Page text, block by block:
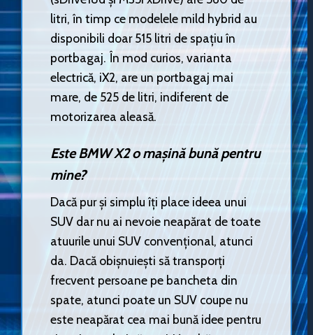
litri, în timp ce modelele mild hybrid au
disponibili doar 515 litri de spațiu în
portbagaj. În mod curios, varianta
electrică, iX2, are un portbagaj mai
mare, de 525 de litri, indiferent de
motorizarea aleasă.
Este BMW X2 o mașină bună pentru
mine?
Dacă pur și simplu îți place ideea unui
SUV dar nu ai nevoie neapărat de toate
atuurile unui SUV convențional, atunci
da. Dacă obișnuiești să transporți
frecvent persoane pe bancheta din
spate, atunci poate un SUV coupe nu
este neapărat cea mai bună idee pentru